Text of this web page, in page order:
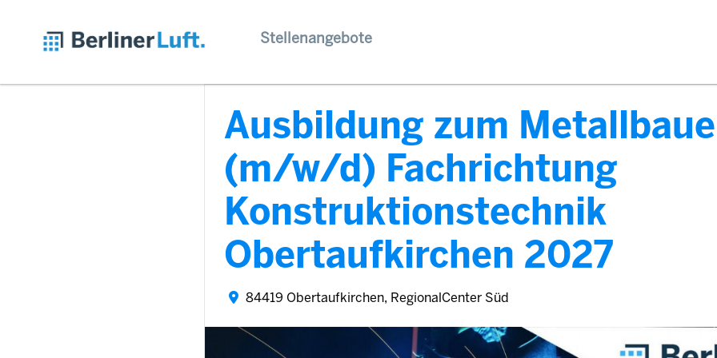
Stellenangebote
Ausbildung zum
(m/w/d) Fachrichtung
Konstruktionstechnik
Obertaufkirchen 2027
84419 Obertaufkirchen, RegionalCenter Süd